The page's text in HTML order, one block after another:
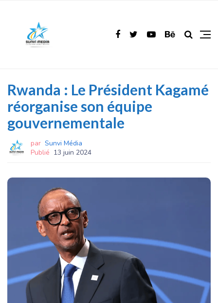
Rwanda : Le Président Kagamé
réorganise son équipe
gouvernementale
par Sunvi Média
Publié 13 juin 2024